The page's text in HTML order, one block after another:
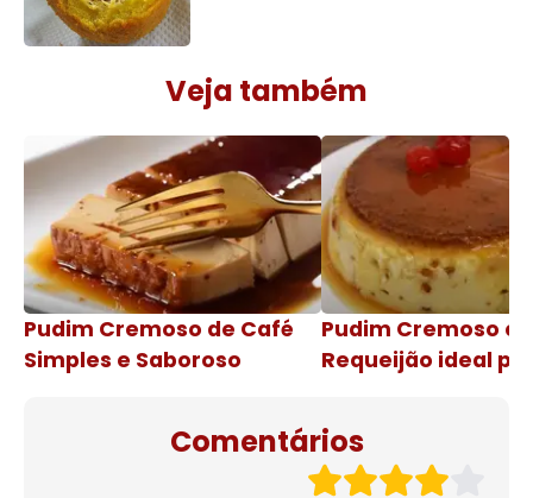
Veja também
Pudim Cremoso de Café
Simples e Saboroso
Pudim Cremoso
Requeijão ideal
Comentários